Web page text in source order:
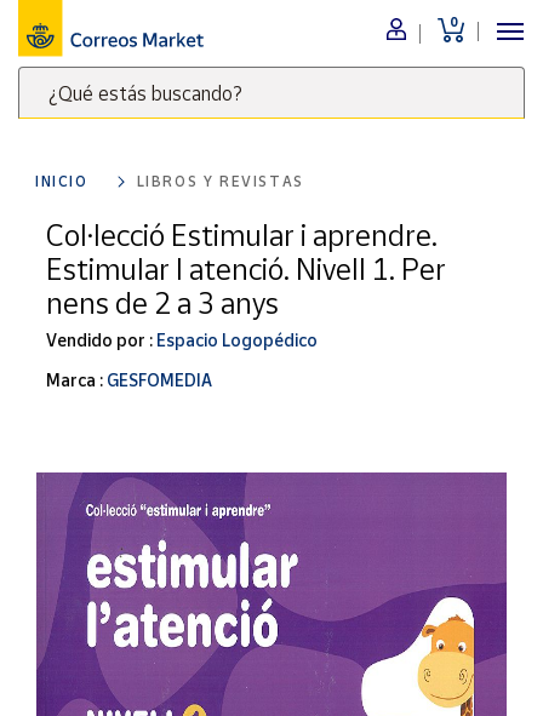
0
¿Qué estás buscando?
clave
para
buscar
productos
Correos
Menú
Nuestro
catálogo
Alimentación
Bebidas
Ocio y cultura
Juguetes y
juegos
Libros y
Tienda de
Correos
Artesanía
Oficina y
Papelería
Para Canarias,
Ceuta y Melilla
INICIO LIBROS Y REVISTAS
Col·lecció Estimular i aprendre.
Estimular l atenció. Nivell 1. Per
nens de 2 a 3 anys
Vendido por : Espacio Logopédico
Marca : GESFOMEDIA